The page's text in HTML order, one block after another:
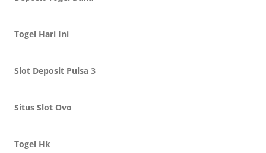
Togel Hari Ini
Slot Deposit Pulsa 3
Situs Slot Ovo
Togel Hk